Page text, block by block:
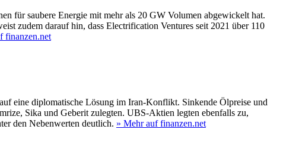
für saubere Energie mit mehr als 20 GW Volumen abgewickelt hat.
zudem darauf hin, dass Electrification Ventures seit 2021 über 110
finanzen.net
eine diplomatische Lösung im Iran-Konflikt. Sinkende Ölpreise und
Sika und Geberit zulegten. UBS-Aktien legten ebenfalls zu,
den Nebenwerten deutlich. » Mehr auf finanzen.net